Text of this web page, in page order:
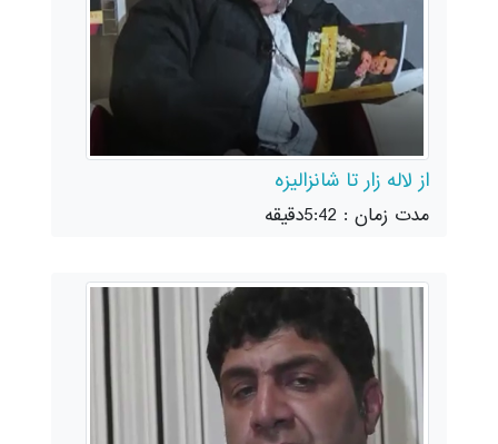
از لاله زار تا شانزالیزه
مدت زمان : 5:42دقیقه